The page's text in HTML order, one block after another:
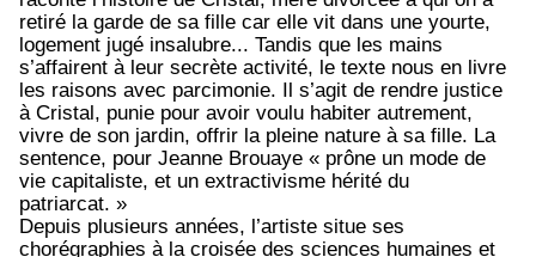
retiré la garde de sa fille car elle vit dans une yourte,
logement jugé insalubre... Tandis que les mains
s’affairent à leur secrète activité, le texte nous en livre
les raisons avec parcimonie. Il s’agit de rendre justice
à Cristal, punie pour avoir voulu habiter autrement,
vivre de son jardin, offrir la pleine nature à sa fille. La
sentence, pour Jeanne Brouaye « prône un mode de
vie capitaliste, et un extractivisme hérité du
patriarcat. »
Depuis plusieurs années, l’artiste situe ses
chorégraphies à la croisée des sciences humaines et